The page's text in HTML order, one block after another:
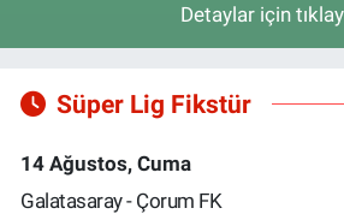
Detaylar için
Süper Lig Fikstür
14 Ağustos, Cuma
Galatasaray - Çorum FK